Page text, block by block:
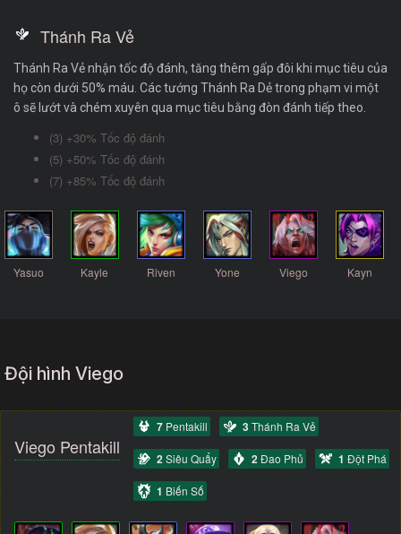
Thánh Ra Vẻ
Thánh Ra Vẻ nhận tốc độ đánh, tăng thêm gấp đôi khi mục tiêu của
họ còn dưới 50% máu. Các tướng Thánh Ra Dẻ trong phạm vi một
ô sẽ lướt và chém xuyên qua mục tiêu bằng đòn đánh tiếp theo.
(3) +30% Tốc độ đánh
(5) +50% Tốc độ đánh
(7) +85% Tốc độ đánh
Yasuo Kayle Riven Yone Viego Kayn
Đội hình Viego
Viego Pentakill
7 Pentakill 3Thánh Ra Vẻ
2Siêu Quẩy 2Đao Phủ 1 Đột Phá
1 Biến Số